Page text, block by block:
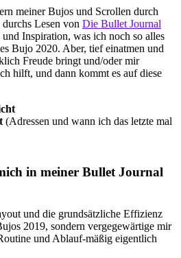
meiner Bujos und Scrollen durch
Lesen von Die Bullet Journal
Inspiration, was ich noch so alles
Bujo 2020. Aber, tief einatmen und
Freude bringt und/oder mir
hilft, und dann kommt es auf diese
(Adressen und wann ich das letzte mal
in meiner Bullet Journal
und die grundsätzliche Effizienz
2019, sondern vergegewärtige mir
und Ablauf-mäßig eigentlich